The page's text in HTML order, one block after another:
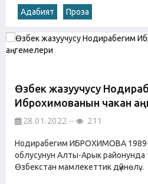
Адабият Проза
Өзбек жазуучусу
Иброхимованын чакан
28.01.2022 211
Нодирабегим ИБРОХИМОВА
облусунун Алты-Арык
Өзбекстан мамлекеттик дүйнөлү...